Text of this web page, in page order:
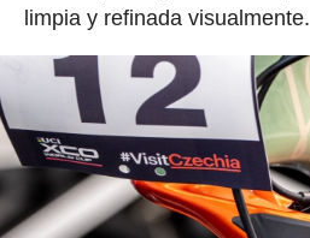
limpia y refinada visualmente.